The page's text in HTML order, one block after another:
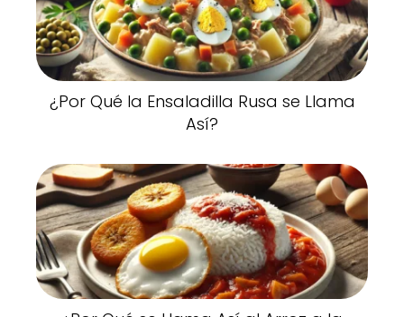
¿Por Qué la Ensaladilla Rusa se Llama
Así?